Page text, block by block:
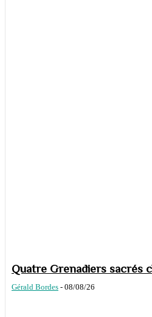
Quatre Grenadiers sacrés
Gérald Bordes - 08/08/26